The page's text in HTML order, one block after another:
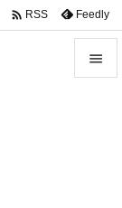

 RSS Feedly